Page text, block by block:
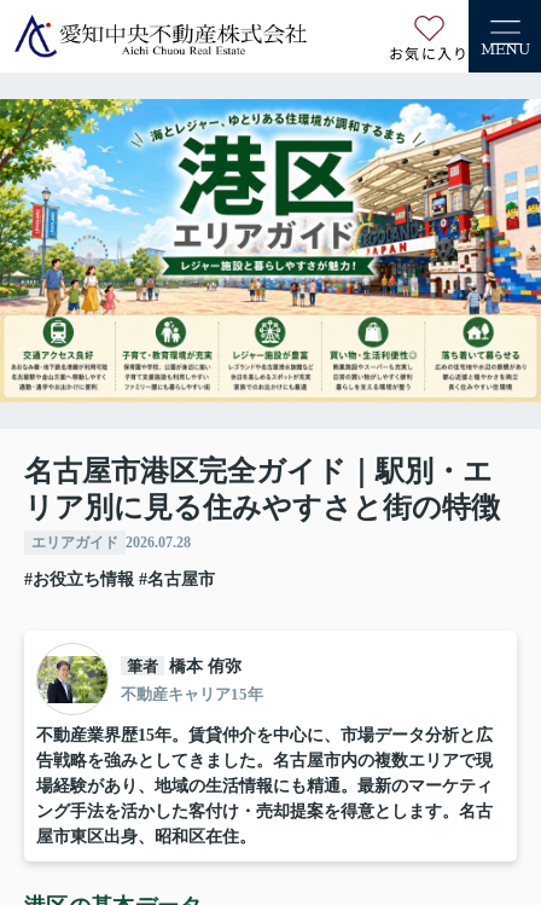
お気に入り MENU
名古屋市港区完全ガイド｜駅別・エ
リア別に見る住みやすさと街の特徴
エリアガイド 2026.07.28
#お役立ち情報 #名古屋市
筆者 橋本 侑弥
不動産キャリア15年
不動産業界歴15年。賃貸仲介を中心に、市場データ分析と広
告戦略を強みとしてきました。名古屋市内の複数エリアで現
場経験があり、地域の生活情報にも精通。最新のマーケティ
ング手法を活かした客付け・売却提案を得意とします。名古
屋市東区出身、昭和区在住。